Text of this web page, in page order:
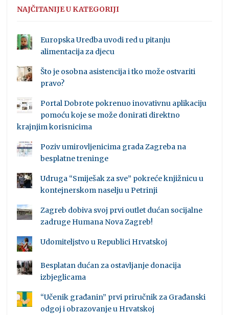
NAJČITANIJE U KATEGORIJI
Europska Uredba uvodi red u pitanju
alimentacija za djecu
Što je osobna asistencija i tko može ostvariti
pravo?
Portal Dobrote pokrenuo inovativnu aplikaciju
pomoću koje se može donirati direktno
krajnjim korisnicima
Poziv umirovljenicima grada Zagreba na
besplatne treninge
Udruga “Smiješak za sve” pokreće knjižnicu u
kontejnerskom naselju u Petrinji
Zagreb dobiva svoj prvi outlet dućan socijalne
zadruge Humana Nova Zagreb!
Udomiteljstvo u Republici Hrvatskoj
Besplatan dućan za ostavljanje donacija
izbjeglicama
“Učenik građanin” prvi priručnik za Građanski
odgoj i obrazovanje u Hrvatskoj